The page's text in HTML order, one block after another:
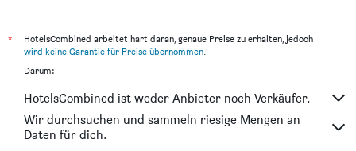
Hotel Ko15
Hotel Sonnenklause
Bob W Lübeck Old Town
Jugendherberge Lübeck Altstadt
*
HotelsCombined arbeitet hart daran, genaue Preise zu erhalten, jedoch
wird keine Garantie für Preise übernommen.
Darum:
HotelsCombined ist weder Anbieter noch Verkäufer.
Wir durchsuchen und sammeln riesige Mengen an
Daten für dich.